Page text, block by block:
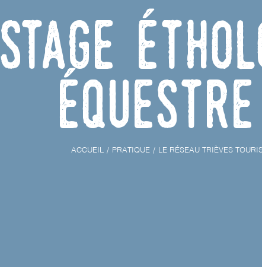
Stage
ACCUEIL PRATIQUE LE RÉSEAU TRIÈVES